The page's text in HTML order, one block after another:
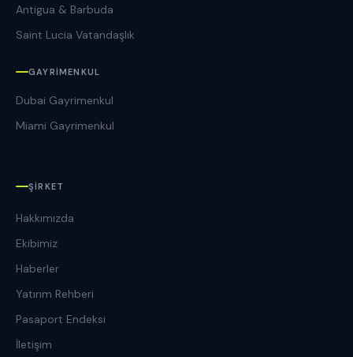
Antigua & Barbuda
Saint Lucia Vatandaşlık
GAYRIMENKUL
Dubai Gayrimenkul
Miami Gayrimenkul
ŞIRKET
Hakkımızda
Ekibimiz
Haberler
Yatırım Rehberi
Pasaport Endeksi
İletişim